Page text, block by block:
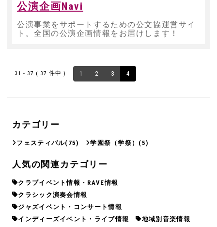
公演企画Navi
公演事業をサポートするための公文協運営サイ
ト。全国の公演企画情報をお届けします！
31 - 37 ( 37 件中 ) 1 2 3 4
カテゴリー
フェスティバル(75) 学園祭（学祭） (5)
人気の関連カテゴリー
クラブイベント情報・RAVE情報
クラシック演奏会情報
ジャズイベント・コンサート情報
インディーズイベント・ライブ情報
地域別音楽情報